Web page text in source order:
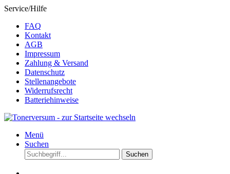
Service/Hilfe
FAQ
Kontakt
AGB
Impressum
Zahlung & Versand
Datenschutz
Stellenangebote
Widerrufsrecht
Batteriehinweise
Menü
Suchen
Suchen